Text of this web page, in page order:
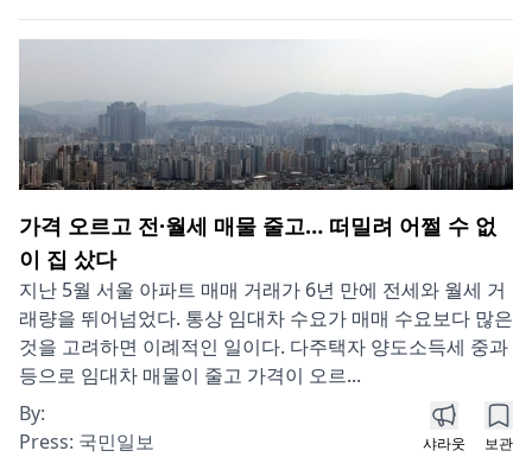
가격 오르고 전·월세 매물 줄고… 떠밀려 어쩔 수 없
이 집 샀다
지난 5월 서울 아파트 매매 거래가 6년 만에 전세와 월세 거
래량을 뛰어넘었다. 통상 임대차 수요가 매매 수요보다 많은
것을 고려하면 이례적인 일이다. 다주택자 양도소득세 중과
등으로 임대차 매물이 줄고 가격이 오르...
By:
Press: 국민일보 샤라웃 보관